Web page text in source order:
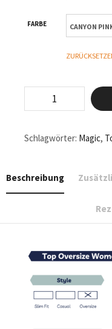
FARBE
Top
Women
Menge
Schlagwörter: Magic,
Beschreibung